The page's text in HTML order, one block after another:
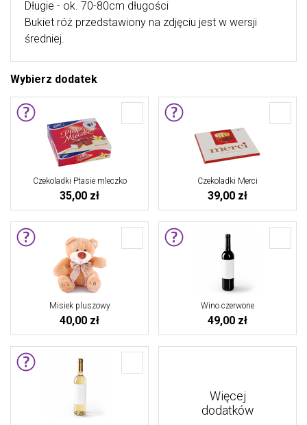
Długie - ok. 70-80cm długości
Bukiet róż przedstawiony na zdjęciu jest w wersji
średniej.
Wybierz dodatek
Czekoladki Ptasie mleczko
35,00 zł
Czekoladki Merci
39,00 zł
Misiek pluszowy
40,00 zł
Wino czerwone
49,00 zł
Więcej
dodatków